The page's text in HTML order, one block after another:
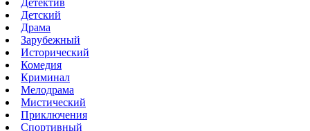
Детский
Драма
Зарубежный
Исторический
Комедия
Криминал
Мелодрама
Мистический
Приключения
Спортивный